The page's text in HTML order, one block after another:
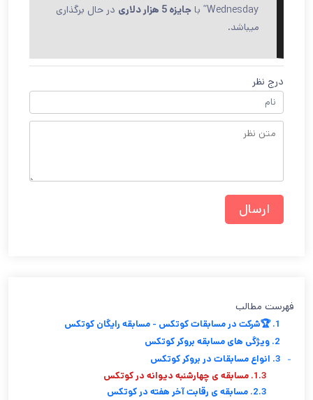
Wednesday” با
جایزه 5 هزار دلاری
در حال برگذاری
میباشد.
درج نظر
فهرست مطالب
1. 🏆شرکت در مسابقات کوتکس - مسابقه رایگان کوتکس
2. ویژگی های مسابقه بروکر کوتکس
3. انواع مسابقات در بروکر کوتکس -
1.3. مسابقه ی چهارشنبه دیوانه در کوتکس
2.3. مسابقه ی رقابت آخر هفته در کوتکس